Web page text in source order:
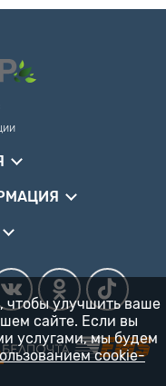
чтобы улучшить ваше
сайте. Если вы
услугами, мы будем
cookie-